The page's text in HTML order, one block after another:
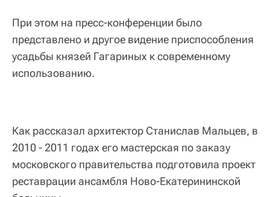
При этом на пресс-конференции было
представлено и другое видение приспособления
усадьбы князей Гагариных к современному
использованию.
Как рассказал архитектор Станислав Мальцев, в
2010 - 2011 годах его мастерская по заказу
московского правительства подготовила проект
реставрации ансамбля Ново-Екатерининской